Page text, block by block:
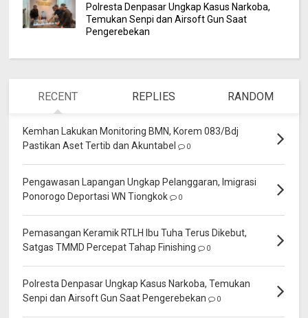
Polresta Denpasar Ungkap Kasus Narkoba,
Temukan Senpi dan Airsoft Gun Saat
Pengerebekan
RECENT REPLIES RANDOM
Kemhan Lakukan Monitoring BMN, Korem 083/Bdj
Pastikan Aset Tertib dan Akuntabel
0
Pengawasan Lapangan Ungkap Pelanggaran, Imigrasi
Ponorogo Deportasi WN Tiongkok
0
Pemasangan Keramik RTLH Ibu Tuha Terus Dikebut,
Satgas TMMD Percepat Tahap Finishing
0
Polresta Denpasar Ungkap Kasus Narkoba, Temukan
Senpi dan Airsoft Gun Saat Pengerebekan
0